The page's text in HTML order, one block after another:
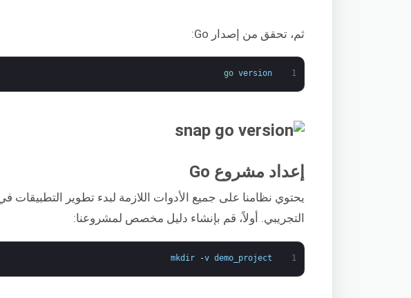
ثم، تحقق من إصدار Go:
1
go version
إعداد مشروع Go
التجريبي. أولاً، قم بإنشاء دليل مخصص لمشروعنا:
1
mkdir -v demo_project